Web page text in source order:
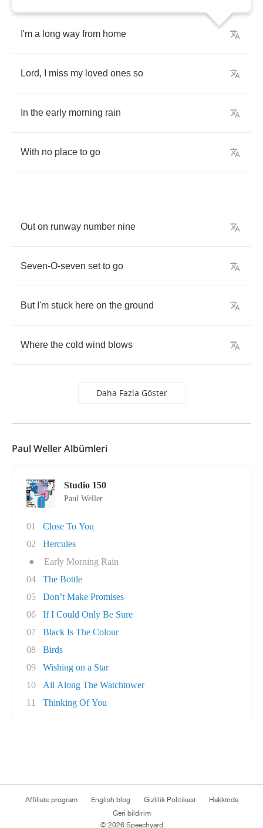
I'm a long way from home
Lord, miss my loved ones so
In the early morning rain
With no place to go
Out on runway number nine
Seven-O-seven set to go
But I'm stuck here on the ground
Where the cold wind blows
Daha Fazla Göster
Paul Weller Albümleri
Studio 150
Paul Weller
01
Close To You
02
Hercules
●
Early Morning Rain
04
The Bottle
05
Don’t Make Promises
06
If I Could Only Be Sure
07
Black Is The Colour
08
Birds
09
Wishing on a Star
10
All Along The Watchtower
11
Thinking Of You
Affiliate program English blog Gizlilik Politikası
Hakkında
Geri bildirim
© 2026 Speechyard